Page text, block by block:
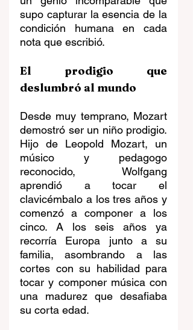
supo capturar la esencia de la
condición humana en cada
nota que escribió.
El prodigio que
deslumbró al mundo
Desde muy temprano, Mozart
demostró ser un niño prodigio.
Hijo de Leopold Mozart, un
músico y pedagogo
reconocido, Wolfgang
aprendió a tocar el
clavicémbalo a los tres años y
comenzó a componer a los
cinco. A los seis años ya
recorría Europa junto a su
familia, asombrando a las
cortes con su habilidad para
tocar y componer música con
una madurez que desafiaba
su corta edad.